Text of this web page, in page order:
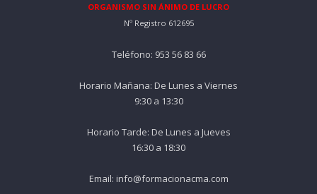
ORGANISMO SIN ÁNIMO DE LUCRO
Nº Registro 612695
Teléfono: 953 56 83 66
Horario Mañana: De Lunes a Viernes
9:30 a 13:30
Horario Tarde: De Lunes a Jueves
16:30 a 18:30
Email: info@formacionacma.com